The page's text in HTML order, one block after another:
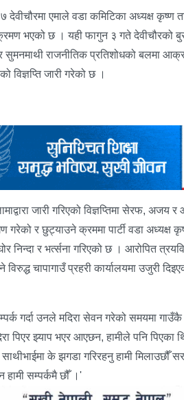
देवीचौरमा एमाले वडा कमिटिका अध्यक्ष कृष्ण
भएको छ । यही फागुन ३ गते देवीचौरको
राजनीतिक प्रतिशोधको बलमा
विज्ञप्ति जारी गरेको छ ।
जारी गरिएको विज्ञप्तिमा सेरफ,
र छुट्याउने क्रममा पार्टी वडा अध्यक्ष
निन्दा र भर्त्सना गरिएको छ । आरोपित
चापागाउँ प्रहरी कार्यालयमा उजुरी
गर्दा उनले मदिरा सेवन गरेको समयमा
पिएर झ्याप भएर आएछन, हामीले पनि पिएका
के झगडा गरिरहनु हामी
हामी सम्पर्कमै छौँ ।'